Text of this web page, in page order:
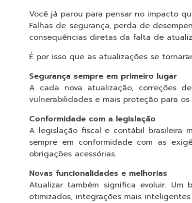
Você já parou para pensar no impacto
Falhas de segurança, perda de
consequências diretas da falta de
É por isso que as atualizações se
Segurança sempre em primeiro lugar
A cada nova atualização, correções
vulnerabilidades e mais proteção para
Conformidade com a legislação
A legislação fiscal e contábil brasileira
sempre em conformidade com as
obrigações acessórias.
Novas funcionalidades e melhorias
Atualizar também significa evoluir.
otimizados, integrações mais